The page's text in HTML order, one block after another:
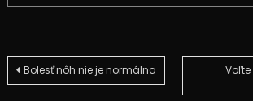
Navigace
Bolesť nôh nie je normálna Voľte